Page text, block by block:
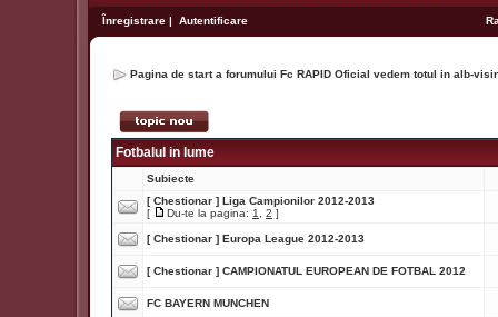
Înregistrare | Autentificare
Pagina de start a forumului Fc RAPID Oficial vedem totul in alb-
Fotbalul in lume
Subiecte
[ Chestionar ] Liga Campionilor 2012-2013
[
Du-te la pagina: 1 2 ]
[ Chestionar ] Europa League 2012-2013
[ Chestionar ] CAMPIONATUL EUROPEAN DE FOTBAL 2012
FC BAYERN MUNCHEN